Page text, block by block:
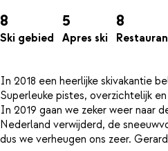
8
Ski gebied
5
Apres ski
8
In 2018 een heerlijke skivakantie
Superleuke pistes, overzichtelijk
In 2019 gaan we zeker weer naar
Nederland verwijderd, de